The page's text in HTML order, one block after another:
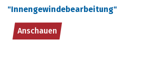
"Innengewindebearbeitung"
Anschauen